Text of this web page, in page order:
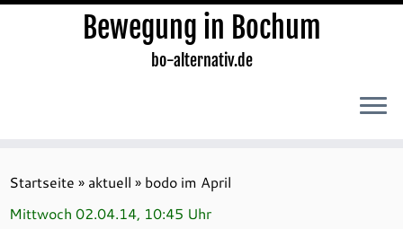
Inhalt
springen
Bewegung in Bochum
bo-alternativ.de
Startseite » aktuell » bodo im April
Mittwoch 02.04.14, 10:45 Uhr